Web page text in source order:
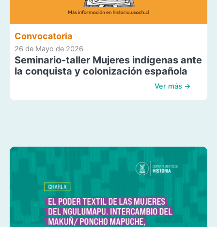
Convocatoria
26 de Mayo de 2026
Seminario-taller Mujeres indígenas ante
la conquista y colonización española
Ver más →